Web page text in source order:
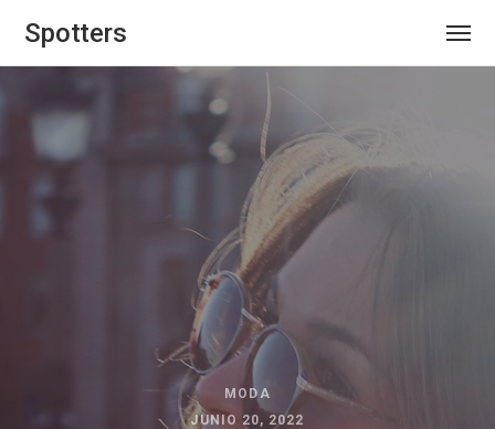
Spotters
MODA
JUNIO 20, 2022